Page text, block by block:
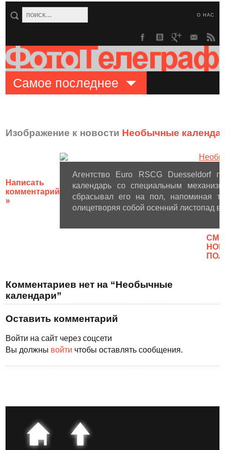
О НАС
Самое последнее
Изображение к новости Необычные
Написать
комментарий
»
Агентство Euro RSCG Duesseldorf
календарь со специальным
сбрасывал его на пол, напоминая
олицетворяя собой осенний листопад в
Комментариев нет на “Необычные
календари”
Оставить комментарий
Войти на сайт через соцсети
Вы должны войти чтобы оставлять сообщения.